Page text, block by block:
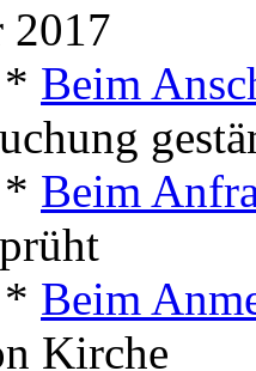
2017
Beim
Beim
Beim
Kirche